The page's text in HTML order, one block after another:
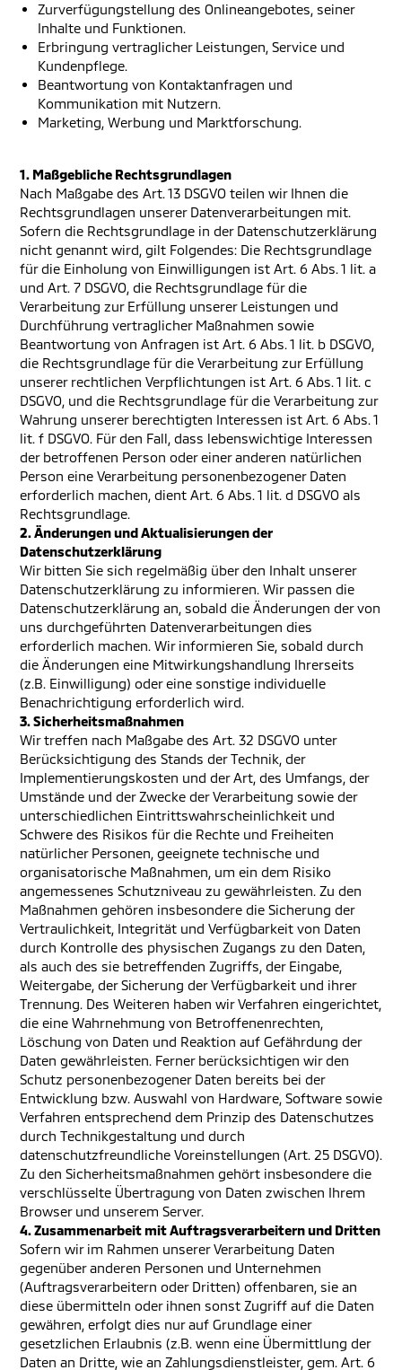
Zurverfügungstellung des Onlineangebotes, seiner
Inhalte und Funktionen.
Erbringung vertraglicher Leistungen, Service und
Kundenpflege.
Beantwortung von Kontaktanfragen und
Kommunikation mit Nutzern.
Marketing, Werbung und Marktforschung.
1. Maßgebliche Rechtsgrundlagen
Nach Maßgabe des Art. 13 DSGVO teilen wir Ihnen die
Rechtsgrundlagen unserer Datenverarbeitungen mit.
Sofern die Rechtsgrundlage in der Datenschutzerklärung
nicht genannt wird, gilt Folgendes: Die Rechtsgrundlage
für die Einholung von Einwilligungen ist Art. 6 Abs. 1 lit. a
und Art. 7 DSGVO, die Rechtsgrundlage für die
Verarbeitung zur Erfüllung unserer Leistungen und
Durchführung vertraglicher Maßnahmen sowie
Beantwortung von Anfragen ist Art. 6 Abs. 1 lit. b DSGVO,
die Rechtsgrundlage für die Verarbeitung zur Erfüllung
unserer rechtlichen Verpflichtungen ist Art. 6 Abs. 1 lit. c
DSGVO, und die Rechtsgrundlage für die Verarbeitung zur
Wahrung unserer berechtigten Interessen ist Art. 6 Abs. 1
lit. f DSGVO. Für den Fall, dass lebenswichtige Interessen
der betroffenen Person oder einer anderen natürlichen
Person eine Verarbeitung personenbezogener Daten
erforderlich machen, dient Art. 6 Abs. 1 lit. d DSGVO als
Rechtsgrundlage.
2. Änderungen und Aktualisierungen der
Datenschutzerklärung
Wir bitten Sie sich regelmäßig über den Inhalt unserer
Datenschutzerklärung zu informieren. Wir passen die
Datenschutzerklärung an, sobald die Änderungen der von
uns durchgeführten Datenverarbeitungen dies
erforderlich machen. Wir informieren Sie, sobald durch
die Änderungen eine Mitwirkungshandlung Ihrerseits
(z.B. Einwilligung) oder eine sonstige individuelle
Benachrichtigung erforderlich wird.
3. Sicherheitsmaßnahmen
Wir treffen nach Maßgabe des Art. 32 DSGVO unter
Berücksichtigung des Stands der Technik, der
Implementierungskosten und der Art, des Umfangs, der
Umstände und der Zwecke der Verarbeitung sowie der
unterschiedlichen Eintrittswahrscheinlichkeit und
Schwere des Risikos für die Rechte und Freiheiten
natürlicher Personen, geeignete technische und
organisatorische Maßnahmen, um ein dem Risiko
angemessenes Schutzniveau zu gewährleisten. Zu den
Maßnahmen gehören insbesondere die Sicherung der
Vertraulichkeit, Integrität und Verfügbarkeit von Daten
durch Kontrolle des physischen Zugangs zu den Daten,
als auch des sie betreffenden Zugriffs, der Eingabe,
Weitergabe, der Sicherung der Verfügbarkeit und ihrer
Trennung. Des Weiteren haben wir Verfahren eingerichtet,
die eine Wahrnehmung von Betroffenenrechten,
Löschung von Daten und Reaktion auf Gefährdung der
Daten gewährleisten. Ferner berücksichtigen wir den
Schutz personenbezogener Daten bereits bei der
Entwicklung bzw. Auswahl von Hardware, Software sowie
Verfahren entsprechend dem Prinzip des Datenschutzes
durch Technikgestaltung und durch
datenschutzfreundliche Voreinstellungen (Art. 25 DSGVO).
Zu den Sicherheitsmaßnahmen gehört insbesondere die
verschlüsselte Übertragung von Daten zwischen Ihrem
Browser und unserem Server.
4. Zusammenarbeit mit Auftragsverarbeitern und Dritten
Sofern wir im Rahmen unserer Verarbeitung Daten
gegenüber anderen Personen und Unternehmen
(Auftragsverarbeitern oder Dritten) offenbaren, sie an
diese übermitteln oder ihnen sonst Zugriff auf die Daten
gewähren, erfolgt dies nur auf Grundlage einer
gesetzlichen Erlaubnis (z.B. wenn eine Übermittlung der
Daten an Dritte, wie an Zahlungsdienstleister, gem. Art. 6